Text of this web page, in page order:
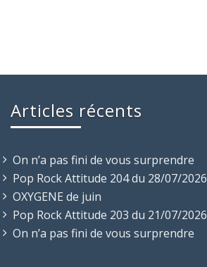
Articles récents
On n’a pas fini de vous surprendre
Pop Rock Attitude 204 du 28/07/2026
OXYGENE de juin
Pop Rock Attitude 203 du 21/07/2026
On n’a pas fini de vous surprendre